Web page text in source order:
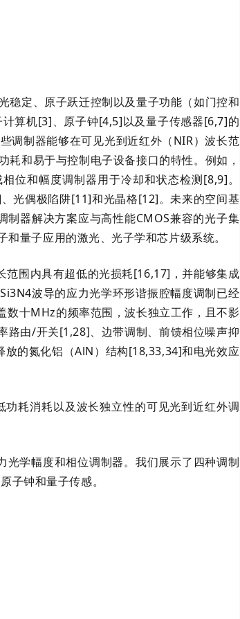
稳定、原子跃迁控制以及量子功能（如门控和
算机[3]、原子钟[4,5]以及量子传感器[6,7]的
调制器能够在可见光到近红外（NIR）波长范
和易于与控制电子设备接口的特性。例如，
位和幅度调制器用于冷却和状态检测[8,9]。
光偶极陷阱[11]和光晶格[12]。未来的空间基
器解决方案应与高性能CMOS兼容的光子集
量子应用的激光、光子学和芯片级系统。
范围内具有超低的光损耗[16,17]，并能够集成
波导的应力光学环形谐振腔幅度调制已经
数十MHz的频率范围，波长独立工作，且不影
路由/开关[1,28]、边带调制、前馈相位噪声抑
放的氮化铝（AlN）结构[18,33,34]和电光效应
耗消耗以及波长独立性的可见光到近红外调
学幅度和相位调制器。我们展示了四种调制
钟和量子传感。